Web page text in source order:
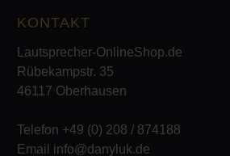
KONTAKT
Lautsprecher-OnlineShop.de
Rübekampstr. 35
46117 Oberhausen
Telefon +49 (0) 208 / 874188
Email info@danyluk.de